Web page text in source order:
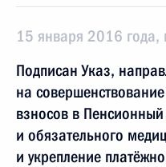
15 января 2016 года,
Подписан Указ,
на
взносов в
и обязательного
и укрепление